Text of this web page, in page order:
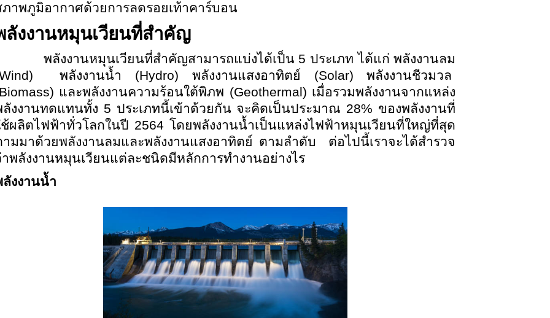
าพภูมิอากาศด้วยการลดรอยเท้าคาร์บอน
ลังงานหมุนเวียนที่สำคัญ
ลังงานหมุนเวียนที่สำคัญสามารถแบ่งได้เป็น 5 ประเภท ได้แก่ พลังงานลม
พลังงานน้ำ (Hydro) พลังงานแสงอาทิตย์ (Solar) พลังงานชีวมวล
และพลังงานความร้อนใต้พิภพ (Geothermal) เมื่อรวมพลังงานจากแหล่ง
งงานทดแทนทั้ง 5 ประเภทนี้เข้าด้วยกัน จะคิดเป็นประมาณ 28% ของพลังงานที่
ผลิตไฟฟ้าทั่วโลกในปี 2564 โดยพลังงานน้ำเป็นแหล่งไฟฟ้าหมุนเวียนที่ใหญ่ที่สุด
มมาด้วยพลังงานลมและพลังงานแสงอาทิตย์ ตามลำดับ ต่อไปนี้เราจะได้สำรวจ
พลังงานหมุนเวียนแต่ละชนิดมีหลักการทำงานอย่างไร
งงานน้ำ